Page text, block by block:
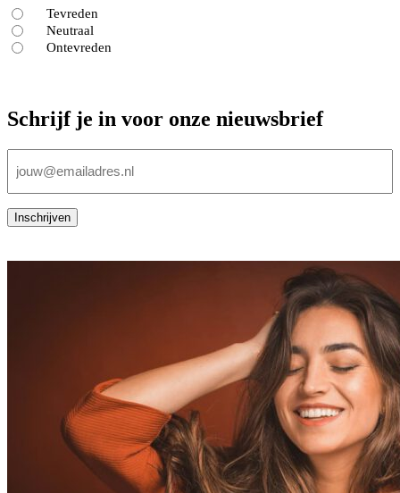
Tevreden
Neutraal
Ontevreden
Schrijf je in voor onze nieuwsbrief
mailadres
Inschrijven